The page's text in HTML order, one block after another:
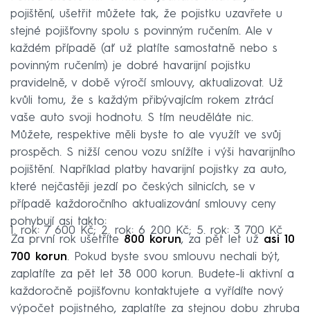
pojištění, ušetřit můžete tak, že pojistku uzavřete u
stejné pojišťovny spolu s povinným ručením. Ale v
každém případě (ať už platíte samostatně nebo s
povinným ručením) je dobré havarijní pojistku
pravidelně, v době výročí smlouvy, aktualizovat. Už
kvůli tomu, že s každým přibývajícím rokem ztrácí
vaše auto svoji hodnotu. S tím neuděláte nic.
Můžete, respektive měli byste to ale využít ve svůj
prospěch. S nižší cenou vozu snížíte i výši havarijního
pojištění. Například platby havarijní pojistky za auto,
které nejčastěji jezdí po českých silnicích, se v
případě každoročního aktualizování smlouvy ceny
pohybují asi takto:
1. rok: 7 600 Kč; 2. rok: 6 200 Kč; 5. rok: 3 700 Kč
Za první rok ušetříte 800 korun, za pět let už asi 10
700 korun. Pokud byste svou smlouvu nechali být,
zaplatíte za pět let 38 000 korun. Budete-li aktivní a
každoročně pojišťovnu kontaktujete a vyřídíte nový
výpočet pojistného, zaplatíte za stejnou dobu zhruba